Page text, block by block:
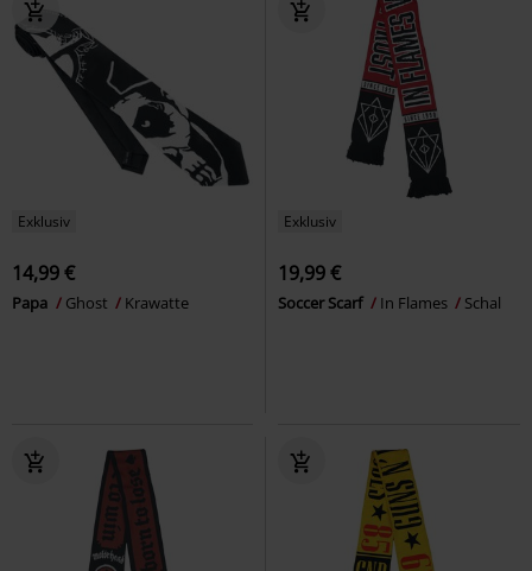
Exklusiv
14,99 €
Papa Ghost Krawatte
Exklusiv
19,99 €
Soccer Scarf In Flames Schal